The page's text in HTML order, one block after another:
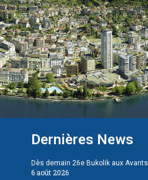
Dernières News
Dès demain 26e Bukolik aux Avants
6 août 2026